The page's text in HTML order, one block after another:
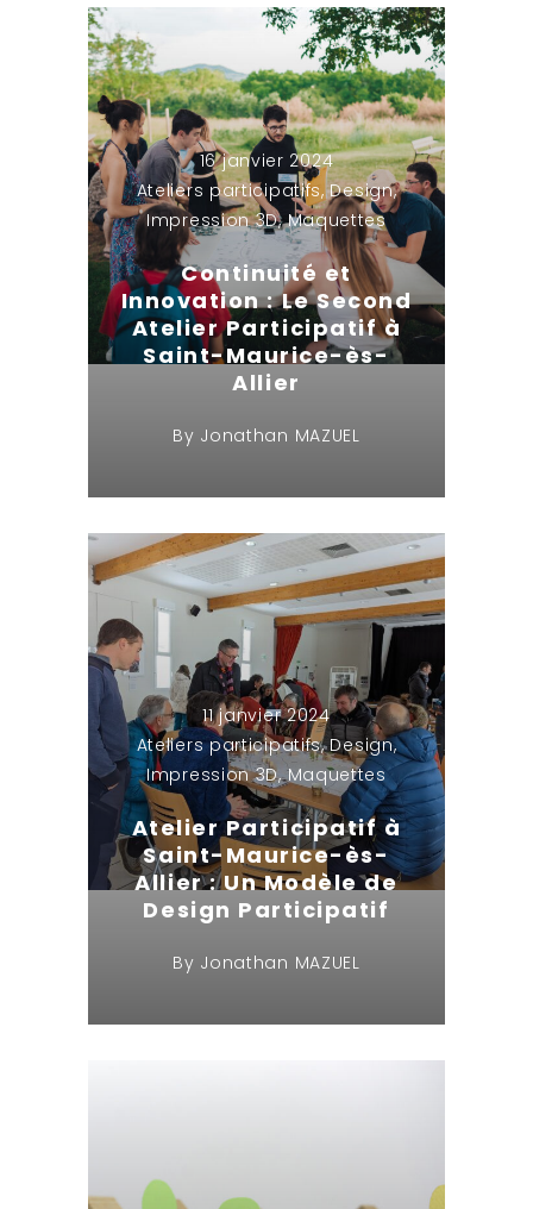
16 janvier 2024
Ateliers participatifs,Design,
Impression 3D,Maquettes
Continuité et
Innovation : Le Second
Atelier Participatif à
Saint-Maurice-ès-
Allier
By Jonathan MAZUEL
11 janvier 2024
Ateliers participatifs,Design,
Impression 3D,Maquettes
Atelier Participatif à
Saint-Maurice-ès-
Allier : Un Modèle de
Design Participatif
By Jonathan MAZUEL